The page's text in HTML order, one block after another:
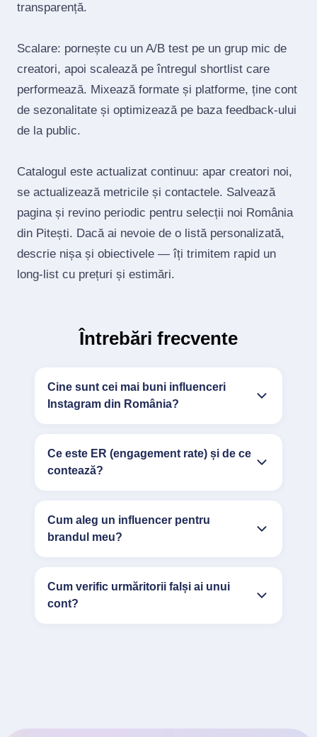
transparență.
Scalare: pornește cu un A/B test pe un grup mic de
creatori, apoi scalează pe întregul shortlist care
performează. Mixează formate și platforme, ține cont
de sezonalitate și optimizează pe baza feedback‑ului
de la public.
Catalogul este actualizat continuu: apar creatori noi,
se actualizează metricile și contactele. Salvează
pagina și revino periodic pentru selecții noi România
din Pitești. Dacă ai nevoie de o listă personalizată,
descrie nișa și obiectivele — îți trimitem rapid un
long‑list cu prețuri și estimări.
Întrebări frecvente
Cine sunt cei mai buni influenceri
Instagram din România?
Ce este ER (engagement rate) și de ce
contează?
Cum aleg un influencer pentru
brandul meu?
Cum verific urmăritorii falși ai unui
cont?